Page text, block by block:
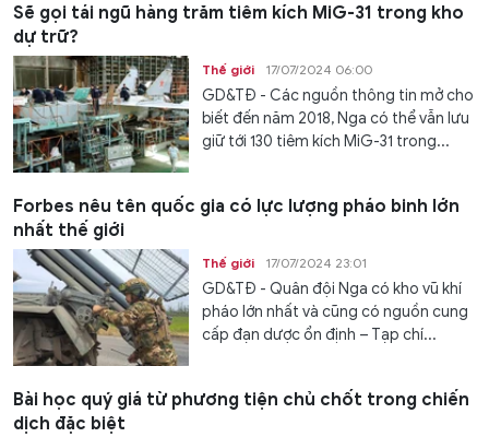
Sẽ gọi tái ngũ hàng trăm tiêm kích MiG-31 trong kho
dự trữ?
Thế giới 17/07/2024 06:00
GD&TĐ - Các nguồn thông tin mở cho
biết đến năm 2018, Nga có thể vẫn lưu
giữ tới 130 tiêm kích MiG-31 trong...
Forbes nêu tên quốc gia có lực lượng pháo binh lớn
nhất thế giới
Thế giới 17/07/2024 23:01
GD&TĐ - Quân đội Nga có kho vũ khí
pháo lớn nhất và cũng có nguồn cung
cấp đạn dược ổn định – Tạp chí...
Bài học quý giá từ phương tiện chủ chốt trong chiến
dịch đặc biệt